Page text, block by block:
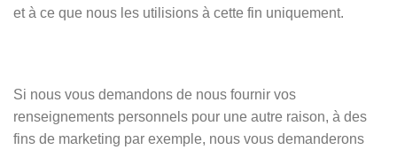
et à ce que nous les utilisions à cette fin uniquement.
Si nous vous demandons de nous fournir vos
renseignements personnels pour une autre raison, à des
fins de marketing par exemple, nous vous demanderons